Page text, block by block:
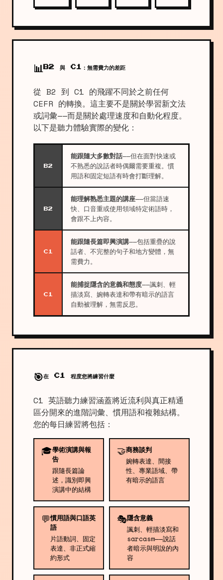
📊 B2 與 C1：無需費力的差距
從 B2 到 C1 的飛躍不同於之前任何
CEFR 的轉換。這主要不是關於學習新文法
或詞彙——而是關於處理速度和自動化程度。
以下是聽力體驗實際的變化：
B2
能跟隨大多數對話——但在面對快速或
不熟悉的說話者時偶爾需要重複。慣
用語和固定短語有時會打斷理解。
B2
能理解熟悉主題的講座——但當語速
快、口音重或使用領域特定術語時，
會跟不上內容。
C1
能跟隨長篇即興演講——包括重疊的說
話者、不完整的句子和地方變體，無
需費力。
C1
能捕捉隱含的意義和態度——諷刺、輕
描淡寫、婉轉表達和帶有暗示的語言
自動被理解，無需反思。
🎯在 C1 程度您將練習什麼
C1 英語聽力練習涵蓋將近流利與真正精通
區分開來的進階詞彙、慣用語和複雜結構。
您的每日練習將包括：
🎓學術演講與報
告
跟隨長篇論
述，識別即興
演講中的結構
🤝商務談判
婉轉表達、間接
性、專業語域、帶
有暗示的語言
💬慣用語與口語英
語
片語動詞、固定
表達、非正式縮
約形式
🎭隱含意義
諷刺、輕描淡寫和
sarcasm——說話
者暗示與明說的內
容